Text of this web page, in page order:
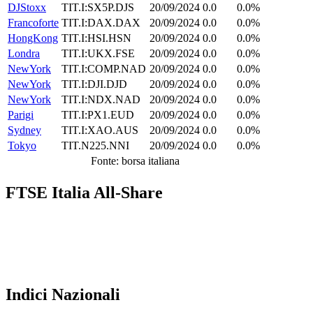
DJStoxx
TIT.I:SX5P.DJS 20/09/2024 0.0
0.0%
Francoforte TIT.I:DAX.DAX 20/09/2024 0.0
0.0%
HongKong TIT.I:HSI.HSN 20/09/2024 0.0
0.0%
Londra
TIT.I:UKX.FSE 20/09/2024 0.0
0.0%
NewYork
TIT.I:COMP.NAD 20/09/2024 0.0
0.0%
NewYork
TIT.I:DJI.DJD 20/09/2024 0.0
0.0%
NewYork
TIT.I:NDX.NAD 20/09/2024 0.0
0.0%
Parigi
TIT.I:PX1.EUD 20/09/2024 0.0
0.0%
Sydney
TIT.I:XAO.AUS 20/09/2024 0.0
0.0%
Tokyo
TIT.N225.NNI 20/09/2024 0.0
0.0%
Fonte: borsa italiana
FTSE Italia All-Share
Indici Nazionali